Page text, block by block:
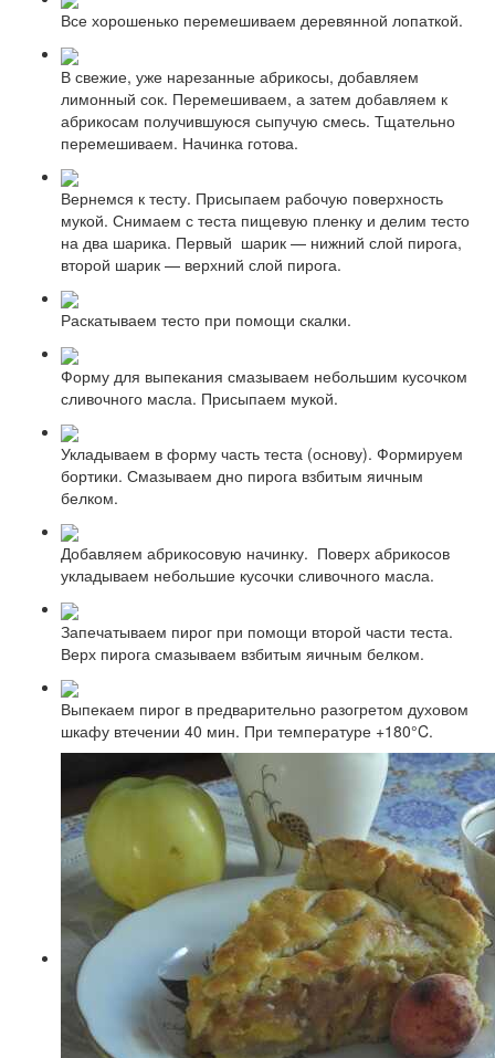
Все хорошенько перемешиваем деревянной лопаткой.
В свежие, уже нарезанные абрикосы, добавляем
лимонный сок. Перемешиваем, а затем добавляем к
абрикосам получившуюся сыпучую смесь. Тщательно
перемешиваем. Начинка готова.
Вернемся к тесту. Присыпаем рабочую поверхность
мукой. Снимаем с теста пищевую пленку и делим тесто
на два шарика. Первый шарик — нижний слой пирога,
второй шарик — верхний слой пирога.
Раскатываем тесто при помощи скалки.
Форму для выпекания смазываем небольшим кусочком
сливочного масла. Присыпаем мукой.
Укладываем в форму часть теста (основу). Формируем
бортики. Смазываем дно пирога взбитым яичным
белком.
Добавляем абрикосовую начинку. Поверх абрикосов
укладываем небольшие кусочки сливочного масла.
Запечатываем пирог при помощи второй части теста.
Верх пирога смазываем взбитым яичным белком.
Выпекаем пирог в предварительно разогретом духовом
шкафу втечении 40 мин. При температуре +180°C.